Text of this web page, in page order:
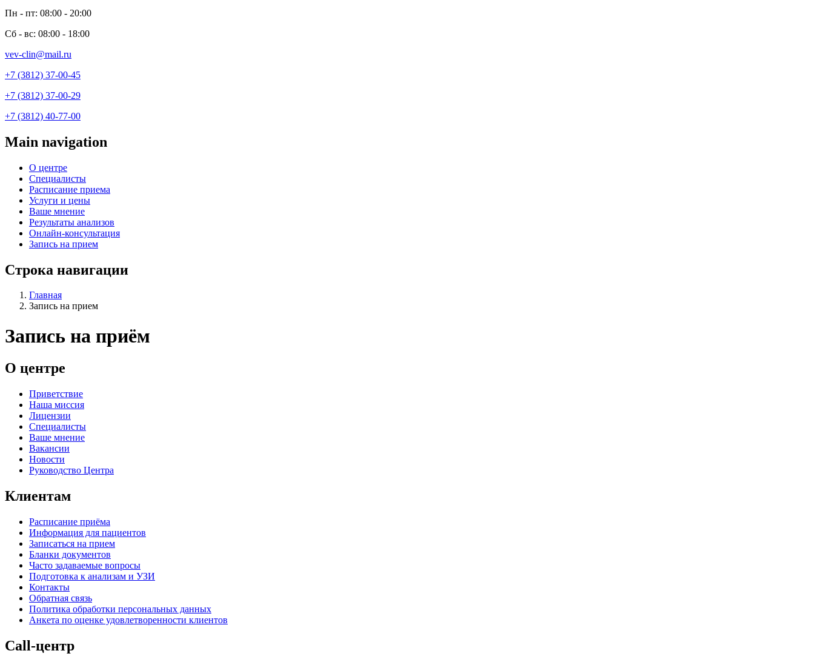
Пн - пт: 08:00 - 20:00
Сб - вс: 08:00 - 18:00
vev-clin@mail.ru
+7 (3812) 37-00-45
+7 (3812) 37-00-29
+7 (3812) 40-77-00
Main navigation
О центре
Специалисты
Расписание приема
Услуги и цены
Ваше мнение
Результаты анализов
Онлайн-консультация
Запись на прием
Строка навигации
Главная
Запись на прием
Запись на приём
О центре
Приветствие
Наша миссия
Лицензии
Специалисты
Ваше мнение
Вакансии
Новости
Руководство Центра
Клиентам
Расписание приёма
Информация для пациентов
Записаться на прием
Бланки документов
Часто задаваемые вопросы
Подготовка к анализам и УЗИ
Контакты
Обратная связь
Политика обработки персональных данных
Анкета по оценке удовлетворенности клиентов
Call-центр